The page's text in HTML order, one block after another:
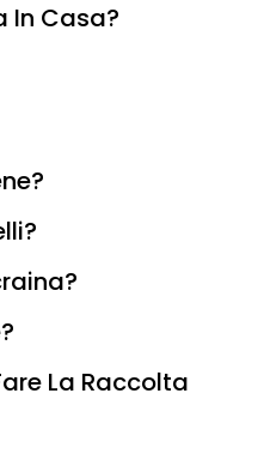
In Casa?
La Raccolta